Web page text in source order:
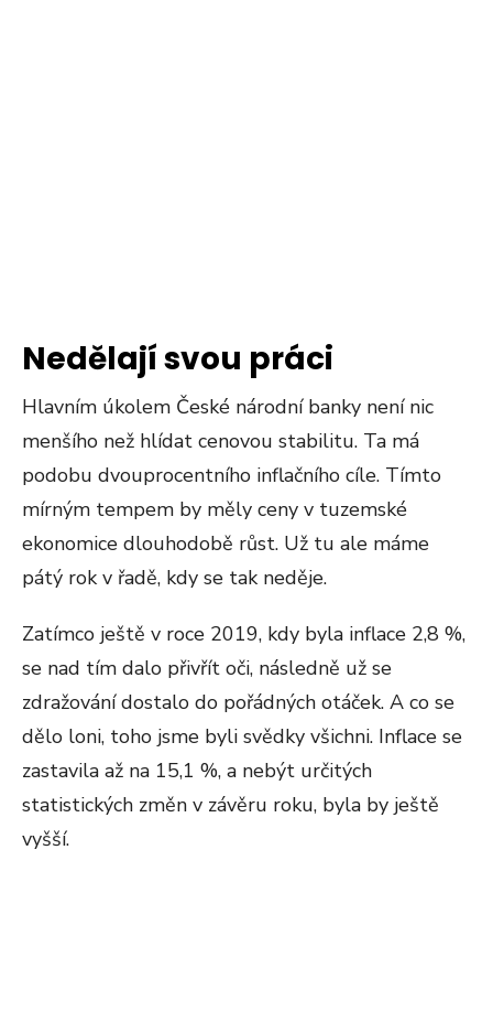
Nedělají svou práci
Hlavním úkolem České národní banky není nic
menšího než hlídat cenovou stabilitu. Ta má
podobu dvouprocentního inflačního cíle. Tímto
mírným tempem by měly ceny v tuzemské
ekonomice dlouhodobě růst. Už tu ale máme
pátý rok v řadě, kdy se tak neděje.
Zatímco ještě v roce 2019, kdy byla inflace 2,8 %,
se nad tím dalo přivřít oči, následně už se
zdražování dostalo do pořádných otáček. A co se
dělo loni, toho jsme byli svědky všichni. Inflace se
zastavila až na 15,1 %, a nebýt určitých
statistických změn v závěru roku, byla by ještě
vyšší.